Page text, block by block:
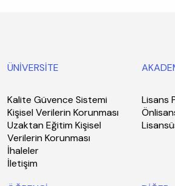
ÜNİVERSİTE
Kalite Güvence Sistemi
Kişisel Verilerin Korunması
Uzaktan Eğitim Kişisel
Verilerin Korunması
İhaleler
İletişim
Lisans